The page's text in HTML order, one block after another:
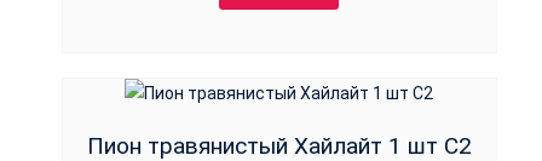
Пион травянистый Хайлайт 1 шт С2